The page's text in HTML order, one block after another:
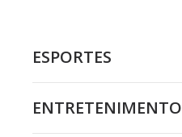
ESPORTES
ENTRETENIMENTO